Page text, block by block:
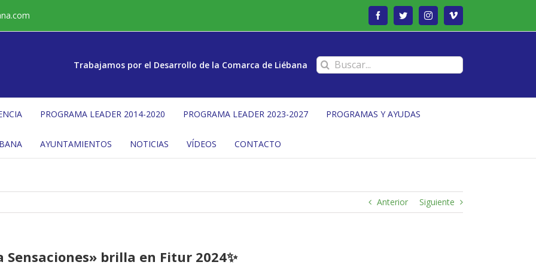
FacebookTwitterInstagramVimeo
Trabajamos por el Desarrollo de la Comarca de Liébana Buscar:
PROGRAMA LEADER 2014-2020 PROGRAMA LEADER 2023-2027 PROGRAMAS Y AYUDAS
AYUNTAMIENTOS NOTICIAS VÍDEOS CONTACTO
Anterior Siguiente
Sensaciones» brilla en Fitur 2024✨